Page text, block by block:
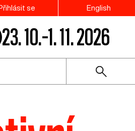
se English
23. 10.–1. 11. 2026